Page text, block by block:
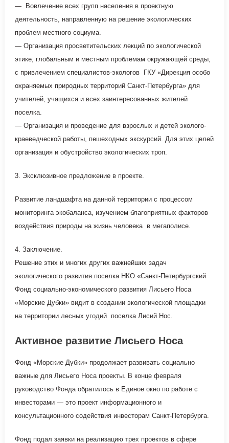
— Вовлечение всех групп населения в проектную
деятельность, направленную на решение экологических
проблем местного социума.
— Организация просветительских лекций по экологической
этике, глобальным и местным проблемам окружающей среды,
с привлечением специалистов-экологов ГКУ «Дирекция особо
охраняемых природных территорий Санкт-Петербурга» для
учителей, учащихся и всех заинтересованных жителей
поселка.
— Организация и проведение для взрослых и детей эколого-
краеведческой работы, пешеходных экскурсий. Для этих целей
организация и обустройство экологических троп.
3. Эксклюзивное предложение в проекте.
Развитие ландшафта на данной территории с процессом
мониторинга экобаланса, изучением благоприятных факторов
воздействия природы на жизнь человека в мегаполисе.
4. Заключение.
Решение этих и многих других важнейших задач
экологического развития поселка НКО «Санкт-Петербургский
Фонд социально-экономического развития Лисьего Носа
«Морские Дубки» видит в создании экологической площадки
на территории лесных угодий поселка Лисий Нос.
Активное развитие Лисьего Носа
Фонд «Морские Дубки» продолжает развивать социально
важные для Лисьего Носа проекты. В конце февраля
руководство Фонда обратилось в Единое окно по работе с
инвесторами — это проект информационного и
консультационного содействия инвесторам Санкт-Петербурга.
Фонд подал заявки на реализацию трех проектов в сфере